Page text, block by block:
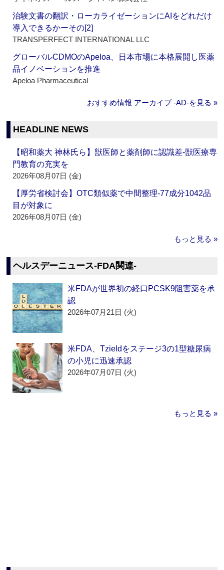
治験文書の翻訳・ローカライゼーションにAIをどれだけ
導入できるかーその[2]
TRANSPERFECT INTERNATIONAL LLC
グローバルCDMOのApeloa、日本市場に本格展開し医薬
品イノベーションを推進
Apeloa Pharmaceutical
おすすめ情報 アーカイブ ‐AD‐を見る »
HEADLINE NEWS
【昭和薬大 神林氏ら】獣医師と薬剤師に認識差‐獣医療専
門教育の充実を
2026年08月07日 (金)
【厚労省検討会】OTC類似薬で中間整理‐77成分1042品
目が対象に
2026年08月07日 (金)
もっと見る »
ヘルスデーニュース‐FDA関連‐
米FDAが世界初の経口PCSK9阻害薬を承
認
2026年07月21日 (火)
米FDA、Tzieldをステージ3の1型糖尿病
の小児に迅速承認
2026年07月07日 (火)
もっと見る »